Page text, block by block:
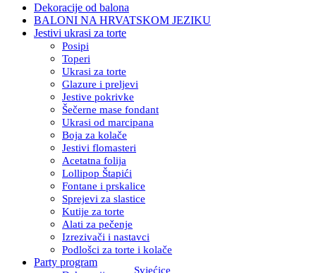
Dekoracije od balona
BALONI NA HRVATSKOM JEZIKU
Jestivi ukrasi za torte
Posipi
Toperi
Ukrasi za torte
Glazure i preljevi
Jestive pokrivke
Šečerne mase fondant
Ukrasi od marcipana
Boja za kolače
Jestivi flomasteri
Acetatna folija
Lollipop Štapići
Fontane i prskalice
Sprejevi za slastice
Kutije za torte
Alati za pečenje
Izrezivači i nastavci
Podlošci za torte i kolače
Party program
Svjećice